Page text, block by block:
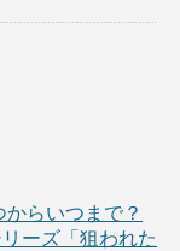
らいつまで？
ーズ「狙われた